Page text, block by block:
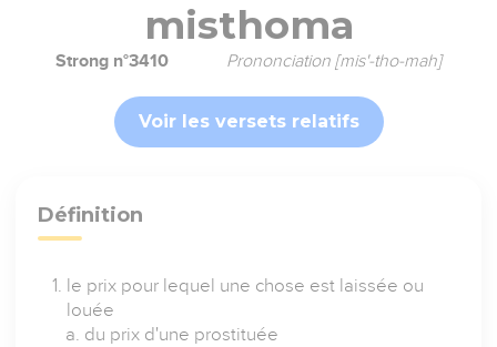
misthoma
Strong n°3410 Prononciation [mis'-tho-mah]
Voir les versets relatifs
Définition
le prix pour lequel une chose est laissée ou
louée
du prix d'une prostituée